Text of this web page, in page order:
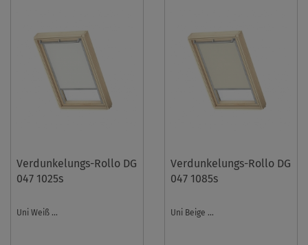
Verdunkelungs-Rollo DG
047 1025s
Uni Weiß ...
Verdunkelungs-Rollo DG
047 1085s
Uni Beige ...